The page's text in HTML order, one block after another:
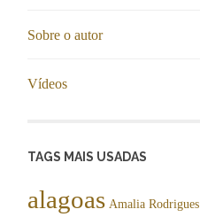
Sobre o autor
Vídeos
TAGS MAIS USADAS
alagoas Amalia Rodrigues